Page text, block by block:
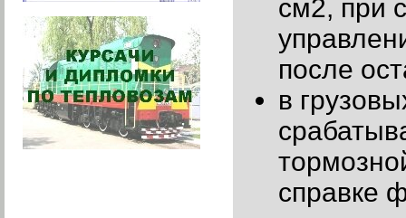
см2, при
после
в
справке